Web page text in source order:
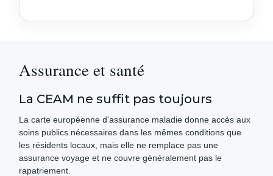
Assurance et santé
La CEAM ne suffit pas toujours
La carte européenne d’assurance maladie donne accès aux
soins publics nécessaires dans les mêmes conditions que
les résidents locaux, mais elle ne remplace pas une
assurance voyage et ne couvre généralement pas le
rapatriement.